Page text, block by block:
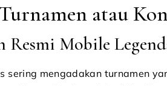
atau
Resmi Mobile
sering mengadakan turnamen